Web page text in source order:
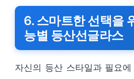
6. 스마트한 선택을
능별 등산선글라스
자신의 등산 스타일과 필요